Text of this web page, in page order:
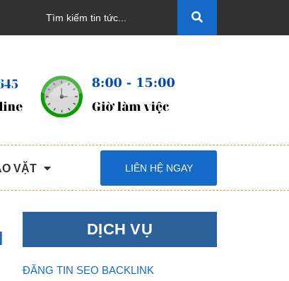
VẶT LIÊN HỆ NGAY
DỊCH VỤ
ĐĂNG TIN SEO BACKLINK